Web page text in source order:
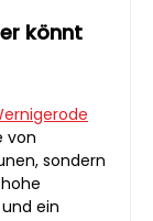
könnt
von
sondern
ein